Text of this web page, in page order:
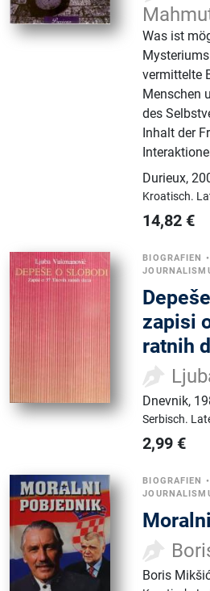
Was ist
vermittelte
Menschen
des
Inhalt der
Durieux,
Kroatisch.
14,82 €
BIOGRAFIEN •
zapisi
ratnih
Dnevnik,
Serbisch.
2,99 €
BIOGRAFIEN •
Boris